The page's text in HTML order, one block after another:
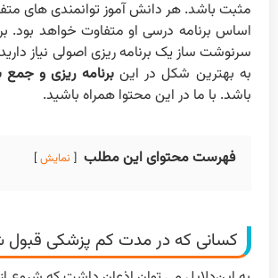
مثبت باشد. هر دانش آموز توانمندی های
اساس برنامه درسی او متفاوت خواهد بود.
سرنوشت ساز یک برنامه ریزی اصولی نیاز
به بهترین شکل در اینبرنامه ریزی و جمع
باشد. با ما در این محتوا همراه باشید.
فهرست محتوای این مطلب نمایش
کسانی که در مدت کم پزشکی قبول